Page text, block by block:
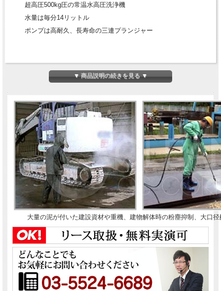
超高圧500kg圧の常温水高圧洗浄機
水量は毎分14リットル
ポンプは高耐久、長寿命の三連プランジャー
▼ 商品説明の続きを見る ▼
大量の泥が付いた建設資材や重機、建物解体時の粉塵抑制、大口